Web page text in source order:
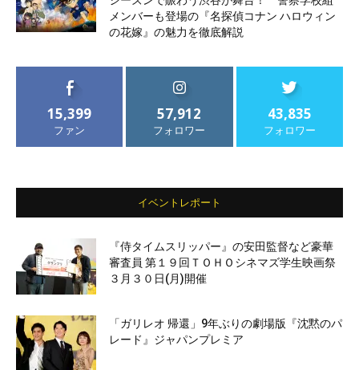
メンバーも登場の『名探偵コナン ハロウィン
の花嫁』の魅力を徹底解説
15,399
ファン
57,912
フォロワー
43,835
フォロワー
イベントレポート
『侍タイムスリッパー』の安田監督など豪華
審査員 第１９回ＴＯＨＯシネマズ学生映画祭
３月３０日(月)開催
「ガリレオ 帰還」9年ぶりの劇場版『沈黙のパ
レード』ジャパンプレミア